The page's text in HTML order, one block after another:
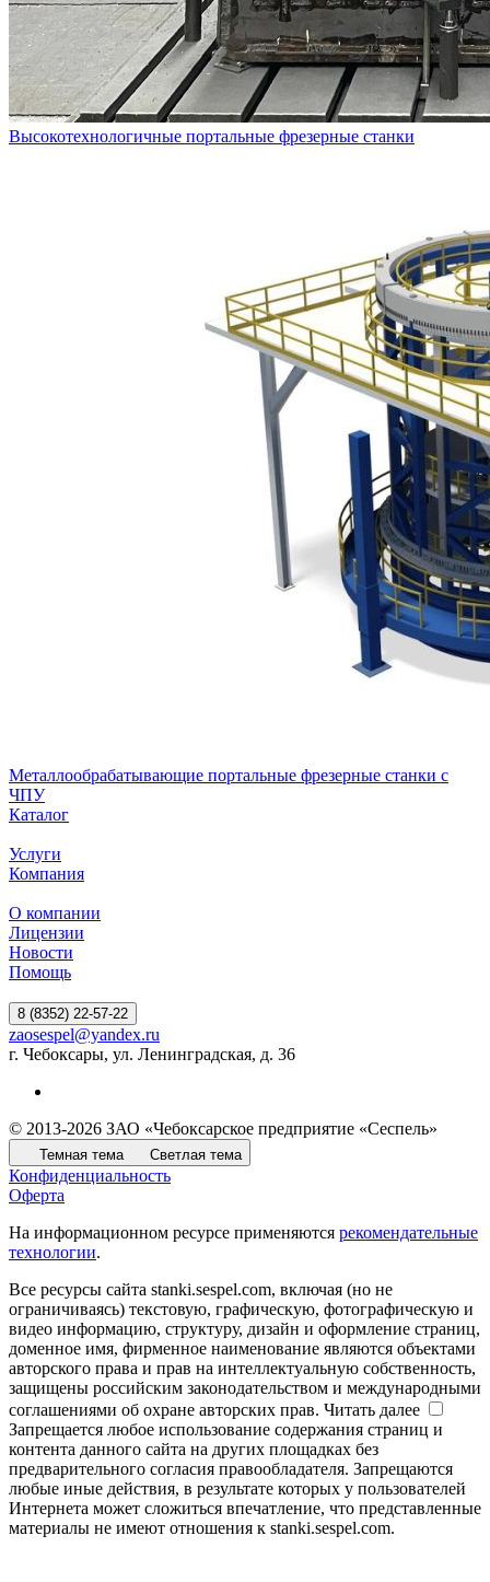
Высокотехнологичные портальные фрезерные станки
Металлообрабатывающие портальные фрезерные станки с
ЧПУ
Каталог
Услуги
Компания
О компании
Лицензии
Новости
Помощь
8 (8352) 22-57-22
zaosespel@yandex.ru
г. Чебоксары, ул. Ленинградская, д. 36
© 2013-2026 ЗАО «Чебоксарское предприятие «Сеспель»
Темная тема Светлая тема
Конфиденциальность
Оферта
На информационном ресурсе применяются рекомендательные
технологии.
Все ресурсы сайта stanki.sespel.com, включая (но не
ограничиваясь) текстовую, графическую, фотографическую и
видео информацию, структуру, дизайн и оформление страниц,
доменное имя, фирменное наименование являются объектами
авторского права и прав на интеллектуальную собственность,
защищены российским законодательством и международными
соглашениями об охране авторских прав. Читать далее
Запрещается любое использование содержания страниц и
контента данного сайта на других площадках без
предварительного согласия правообладателя. Запрещаются
любые иные действия, в результате которых у пользователей
Интернета может сложиться впечатление, что представленные
материалы не имеют отношения к stanki.sespel.com.